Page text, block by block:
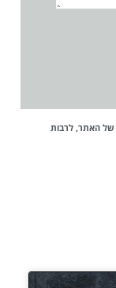
של האתר, לרבות